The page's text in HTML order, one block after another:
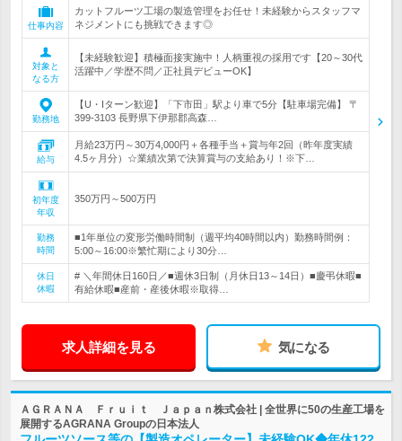
仕事内容
カットフルーツ工場の製造管理をお任せ！未経験からスタッフマ
ネジメントにも挑戦できます◎
対象と
なる方
【未経験歓迎】積極面接実施中！人柄重視の採用です【20～30代
活躍中／学歴不問／正社員デビューOK】
勤務地
【U・Iターン歓迎】「下市田」駅より車で5分【駐車場完備】 〒
399-3103 長野県下伊那郡高森…
給与
月給23万円～30万4,000円＋各種手当＋賞与年2回（昨年度実績
4.5ヶ月分）☆業績次第で決算賞与の支給あり！※下…
初年度
年収
350万円～500万円
勤務
時間
■1年単位の変形労働時間制（週平均40時間以内）勤務時間例：
5:00～16:00※繁忙期により30分…
休日
休暇
# ＼年間休日160日／■週休3日制（月休日13～14日）■慶弔休暇■
有給休暇■産前・産後休暇※取得…
求人詳細を見る 気になる
ＡＧＲＡＮＡ Ｆｒｕｉｔ Ｊａｐａｎ株式会社 | 全世界に50の生産工場を
展開するAGRANA Groupの日本法人